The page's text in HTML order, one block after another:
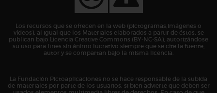
Los recursos que se ofrecen en la web (pictogramas,imágenes o
vídeos), al igual que los Materiales elaborados a partir de éstos, se
publican bajo Licencia Creative Commons (BY-NC-SA), autorizándose
su uso para fines sin ánimo lucrativo siempre que se cite la fuente,
autor y se compartan bajo la misma licencia.
La Fundación Pictoaplicaciones no se hace responsable de la subida
de materiales por parte de los usuarios, si bien advierte que deben ser